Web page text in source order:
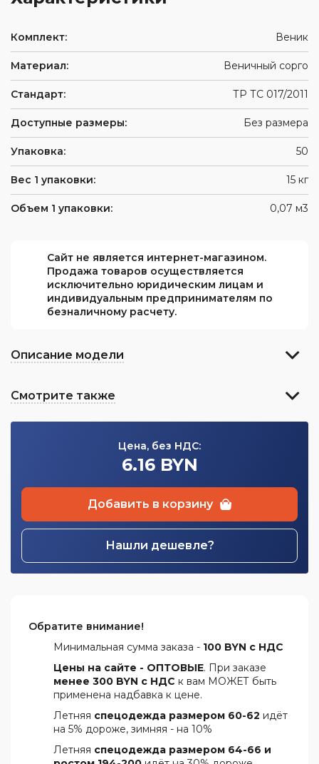
одежда
одежда
спецодежда
Одежда
для
сварщиков
(ПВХ)
защиты
повышенных
Аксессуары
для
обуви
Респираторы
защиты
слуха
изделия
При
высотных
работах
Ткани
швейная
фурнитура
Комплект: Веник
Материал: Веничный сорго
Стандарт: ТР ТС 017/2011
Доступные размеры: Без размера
Упаковка: 50
Вес 1 упаковки: 15 кг
Объем 1 упаковки: 0,07 м3
Сайт не является интернет-магазином.
Продажа товаров осуществляется
исключительно юридическим лицам и
индивидуальным предпринимателям по
безналичному расчету.
Описание модели
Смотрите также
Цена, без НДС:
6.16 BYN
Добавить в корзину
Нашли дешевле?
Обратите внимание!
Минимальная сумма заказа - 100 BYN с НДС
Цены на сайте - ОПТОВЫЕ. При заказе
менее 300 BYN с НДС к вам МОЖЕТ быть
применена надбавка к цене.
Летняя спецодежда размером 60-62 идёт
на 5% дороже, зимняя - на 10%
Летняя спецодежда размером 64-66 и